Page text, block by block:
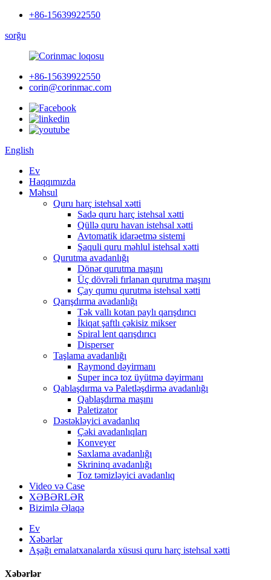
+86-15639922550
sorğu
+86-15639922550
corin@corinmac.com
English
Ev
Haqqımızda
Məhsul
Quru harç istehsal xətti
Sadə quru harç istehsal xətti
Qüllə quru havan istehsal xətti
Avtomatik idarəetmə sistemi
Şaquli quru məhlul istehsal xətti
Qurutma avadanlığı
Dönər qurutma maşını
Üç dövrəli fırlanan qurutma maşını
Çay qumu qurutma istehsal xətti
Qarışdırma avadanlığı
Tək vallı kotan paylı qarışdırıcı
İkiqat şaftlı çəkisiz mikser
Spiral lent qarışdırıcı
Disperser
Taşlama avadanlığı
Raymond dəyirmanı
Super incə toz üyütmə dəyirmanı
Qablaşdırma və Paletləşdirmə avadanlığı
Qablaşdırma maşını
Paletizator
Dəstəkləyici avadanlıq
Çəki avadanlıqları
Konveyer
Saxlama avadanlığı
Skrininq avadanlığı
Toz təmizləyici avadanlıq
Video və Case
XƏBƏRLƏR
Bizimlə Əlaqə
Ev
Xəbərlər
Aşağı emalatxanalarda xüsusi quru harç istehsal xətti
Xəbərlər